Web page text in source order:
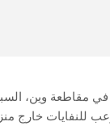
في مقاطعة وين،
للنفايات خارج